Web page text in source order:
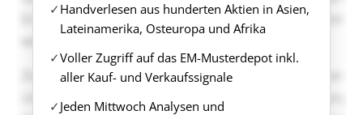
Handverlesen aus hunderten Aktien in Asien,
Lateinamerika, Osteuropa und Afrika
Voller Zugriff auf das EM-Musterdepot inkl.
aller Kauf- und Verkaufssignale
Jeden Mittwoch Analysen und